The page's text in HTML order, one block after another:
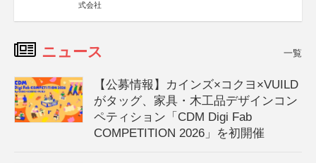
式会社
ニュース 一覧
【公募情報】カインズ×コクヨ×VUILD
がタッグ、家具・木工品デザインコン
ペティション「CDM Digi Fab
COMPETITION 2026」を初開催